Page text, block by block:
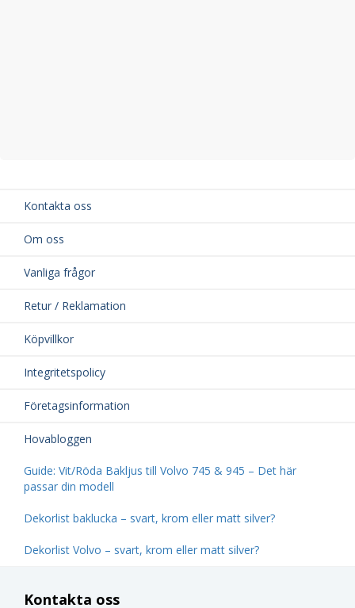
Kontakta oss
Om oss
Vanliga frågor
Retur / Reklamation
Köpvillkor
Integritetspolicy
Företagsinformation
Hovabloggen
Guide: Vit/Röda Bakljus till Volvo 745 & 945 – Det här
passar din modell
Dekorlist baklucka – svart, krom eller matt silver?
Dekorlist Volvo – svart, krom eller matt silver?
Kontakta oss